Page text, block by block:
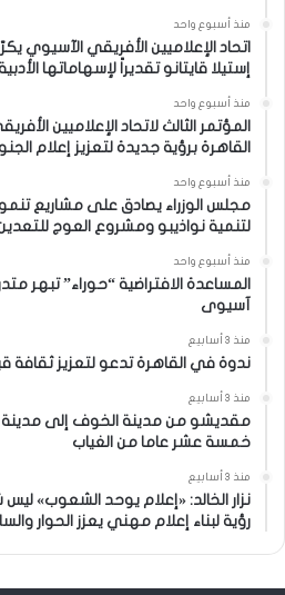
منذ أسبوع واحد
اتحاد الإعلاميين الأفريقي الآسيوي
إستيلا قايتانو تقديراً لإسهاماتها
منذ أسبوع واحد
المؤتمر الثالث لاتحاد الإعلاميين
القاهرة برؤية جديدة لتعزيز إعلام
منذ أسبوع واحد
مجلس الوزراء يصادق على مشاريع
لتنمية نواذيبو ومشروع العوج
منذ أسبوع واحد
المساعدة الافتراضية “حوراء” تبهر
آسيوى
منذ 3 أسابيع
ندوة في القاهرة تدعو لتعزيز ثقافة
منذ 3 أسابيع
مقديشو من مدينة الخوف إلى مدينة
خمسة عشر عاما من الغياب
منذ 3 أسابيع
نزار الخالد: «إعلام يوحد الشعوب»
رؤية لبناء إعلام مهني يعزز الحوار